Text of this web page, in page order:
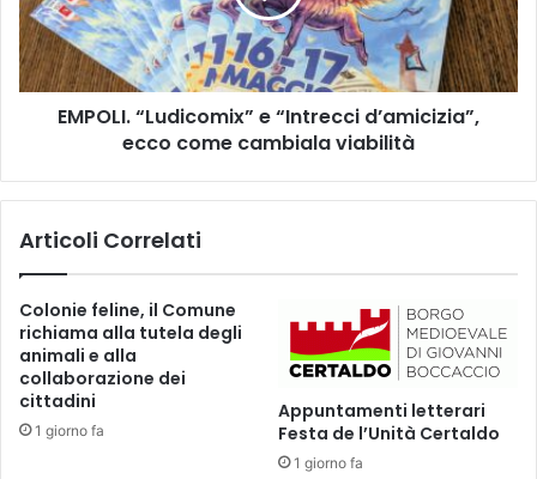
M
A
L
A
D
E
B
L
U
A
N
C
I
.
“
L
m
”
e
“
I
t
EMPOLI. “Ludicomix” e “Intrecci d’amicizia”,
ecco come cambiala viabilità
Articoli Correlati
Colonie feline, il Comune
richiama alla tutela degli
animali e alla
collaborazione dei
cittadini
1 giorno fa
Appuntamenti letterari
Festa de l’Unità Certaldo
1 giorno fa